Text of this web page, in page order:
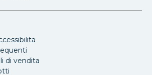
di vendita